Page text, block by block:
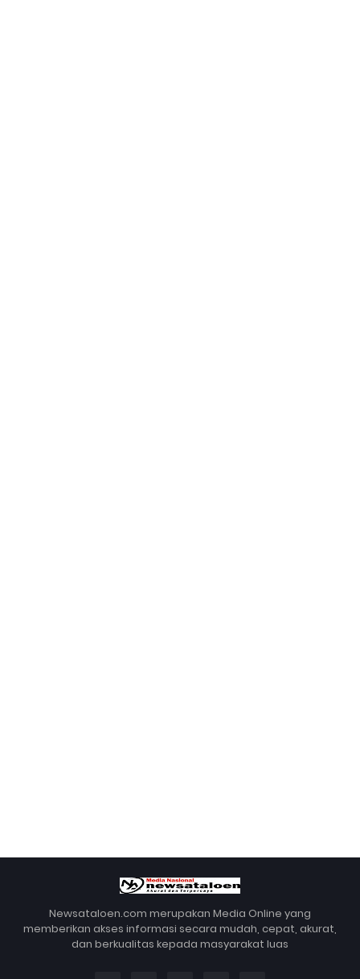
Newsataloen.com merupakan Media Online yang
memberikan akses informasi secara mudah, cepat, akurat,
dan berkualitas kepada masyarakat luas